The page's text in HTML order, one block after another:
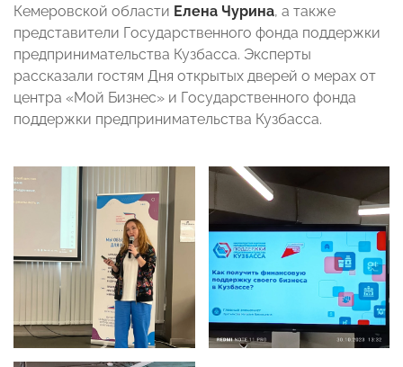
Кемеровской области Елена Чурина, а также
представители Государственного фонда поддержки
предпринимательства Кузбасса. Эксперты
рассказали гостям Дня открытых дверей о мерах от
центра «Мой Бизнес» и Государственного фонда
поддержки предпринимательства Кузбасса.